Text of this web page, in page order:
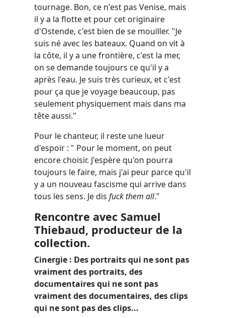
tournage. Bon, ce n'est pas Venise, mais
il y a la flotte et pour cet originaire
d'Ostende, c'est bien de se mouiller. "Je
suis né avec les bateaux. Quand on vit à
la côte, il y a une frontière, c'est la mer,
on se demande toujours ce qu'il y a
après l'eau. Je suis très curieux, et c'est
pour ça que je voyage beaucoup, pas
seulement physiquement mais dans ma
tête aussi."
Pour le chanteur, il reste une lueur
d'espoir : " Pour le moment, on peut
encore choisir. J'espère qu'on pourra
toujours le faire, mais j'ai peur parce qu'il
y a un nouveau fascisme qui arrive dans
tous les sens. Je dis fuck them all."
Rencontre avec Samuel
Thiebaud, producteur de la
collection.
Cinergie : Des portraits qui ne sont pas
vraiment des portraits, des
documentaires qui ne sont pas
vraiment des documentaires, des clips
qui ne sont pas des clips...